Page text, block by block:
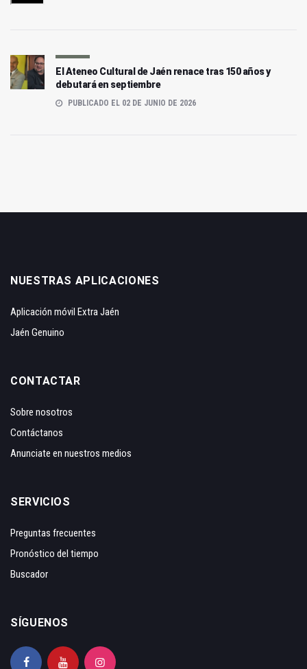
El Ateneo Cultural de Jaén renace tras 150 años y
debutará en septiembre
PUBLICADO EL 02 DE JUNIO DE 2026
NUESTRAS APLICACIONES
Aplicación móvil Extra Jaén
Jaén Genuino
CONTACTAR
Sobre nosotros
Contáctanos
Anunciate en nuestros medios
SERVICIOS
Preguntas frecuentes
Pronóstico del tiempo
Buscador
SÍGUENOS